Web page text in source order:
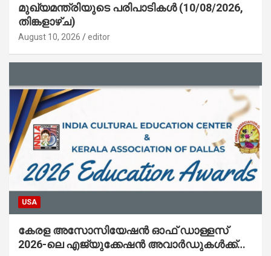
മുഖ്യമന്ത്രിയുടെ പരിപാടികൾ (10/08/2026,
തിങ്കളാഴ്ച)
August 10, 2026 editor
USA
കേരള അസോസിയേഷൻ ഓഫ് ഡാള്ളസ്
2026-ലെ എജ്യുക്കേഷൻ അവാർഡുകൾക്ക്